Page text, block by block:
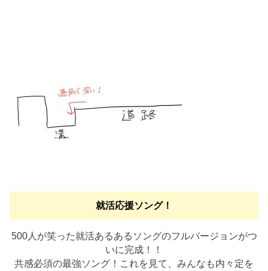
就活応援ソング！
500人が笑った就活あるあるソングのフルバージョンがつ
いに完成！！
共感必須の最強ソング！これを見て、みんなも内々定を